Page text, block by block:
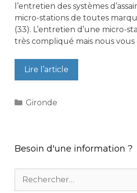
l’entretien des systèmes
micro-stations de toutes
(33). L’entretien d’une micro-
très compliqué mais nous vous
Lire l’article
Catégories
Gironde
Besoin d'une information ?